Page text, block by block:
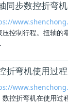
同步数控折弯
压控制行程。扭轴的
折弯机使用过
折弯机在使用过